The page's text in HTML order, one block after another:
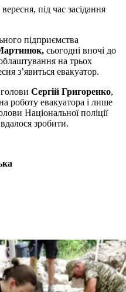
під час засідання
підприємства
сьогодні вночі до
на трьох
з’явиться евакуатор.
Сергій Григоренко,
роботу евакуатора і лише
Національної поліції
вдалося зробити.